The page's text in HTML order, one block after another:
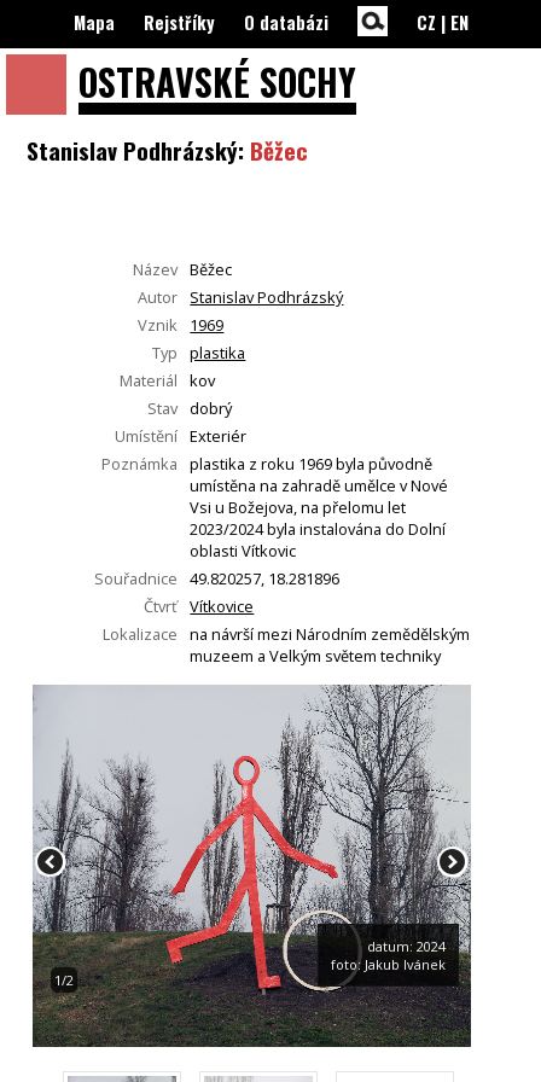
OSTRAVSKÉ SOCHY
Mapa Rejstříky O databázi CZ | EN
Stanislav Podhrázský: Běžec
Název Běžec
Autor
Stanislav Podhrázský
Vznik
1969
Typ
plastika
Materiál
kov
Stav dobrý
Umístění Exteriér
Poznámka
plastika z roku 1969 byla původně
umístěna na zahradě umělce v Nové
Vsi u Božejova, na přelomu let
2023/2024 byla instalována do Dolní
oblasti Vítkovic
Souřadnice
49.820257, 18.281896
Čtvrť Vítkovice
Lokalizace
na návrší mezi Národním zemědělským
muzeem a Velkým světem techniky
1/2
datum: 2024
foto: Jakub Ivánek